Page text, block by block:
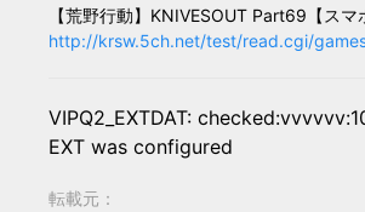
【荒野行動】KNIVESOUT Part69【スマ
http://krsw.5ch.net/test/read.cgi/
VIPQ2_EXTDAT:
EXT was configured
転載元：